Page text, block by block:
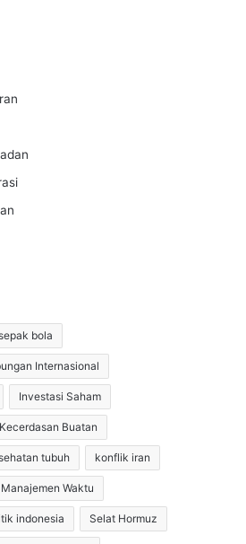
bola
Internasional
Investasi Saham
Kecerdasan Buatan
tubuh konflik iran
Manajemen Waktu
indonesia Selat Hormuz